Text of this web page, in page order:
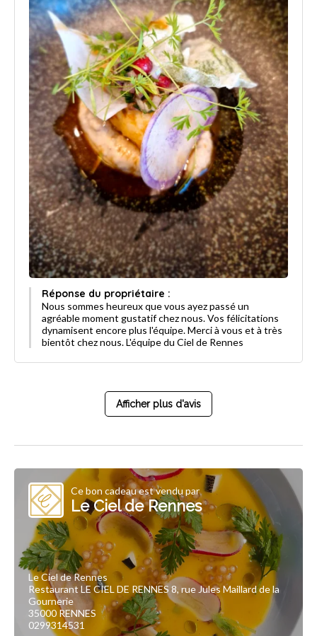
Réponse du propriétaire :
Nous sommes heureux que vous ayez passé un
agréable moment gustatif chez nous. Vos félicitations
dynamisent encore plus l'équipe. Merci à vous et à très
bientôt chez nous. L'équipe du Ciel de Rennes
Afficher plus d'avis
Ce bon cadeau est vendu par
Le Ciel de Rennes
Le Ciel de Rennes
Restaurant LE CIEL DE RENNES 8, rue Jules Maillard de la
Gournerie
35000 RENNES
0299314531